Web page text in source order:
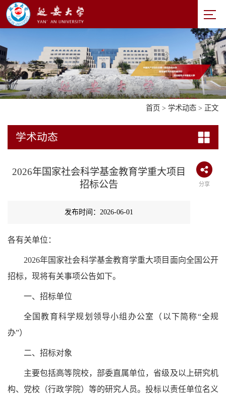
首页 > 学术动态 > 正文
学术动态
2026年国家社会科学基金教育学重大项目
招标公告
分享
发布时间：2026-06-01
各有关单位：
2026年国家社会科学基金教育学重大项目面向全国公开
招标，现将有关事项公告如下。
一、招标单位
全国教育科学规划领导小组办公室（以下简称“全规
办”）
二、招标对象
主要包括高等院校，部委直属单位，省级及以上研究机
构、党校（行政学院）等的研究人员。投标以责任单位名义